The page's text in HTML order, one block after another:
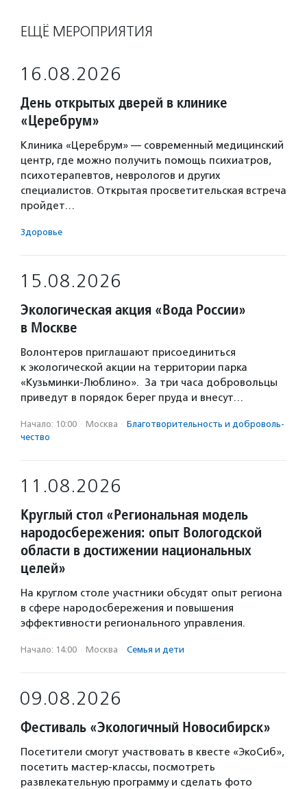
ЕЩЁ МЕРОПРИЯТИЯ
16.08.2026
День открытых дверей в клинике
«Церебрум»
Клиника «Церебрум» — современный медицинский
центр, где можно получить помощь психиатров,
психотерапевтов, неврологов и других
специалистов. Открытая просветительская встреча
пройдет…
Здоровье
15.08.2026
Экологическая акция «Вода России»
в Москве
Волонтеров приглашают присоединиться
к экологической акции на территории парка
«Кузьминки-Люблино». За три часа добровольцы
приведут в порядок берег пруда и внесут…
Начало: 10:00 · Москва · Благотвори­тель­ность и доброволь­
чест­во
11.08.2026
Круглый стол «Региональная модель
народосбережения: опыт Вологодской
области в достижении национальных
целей»
На круглом столе участники обсудят опыт региона
в сфере народосбережения и повышения
эффективности регионального управления.
Начало: 14:00 · Москва · Семья и дети
09.08.2026
Фестиваль «Экологичный Новосибирск»
Посетители смогут участвовать в квесте «ЭкоСиб»,
посетить мастер-классы, посмотреть
развлекательную программу и сделать фото